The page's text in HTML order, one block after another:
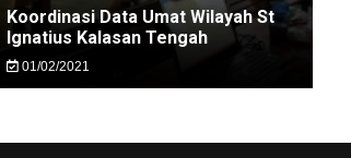
Koordinasi Data Umat Wilayah St
Ignatius Kalasan Tengah
01/02/2021